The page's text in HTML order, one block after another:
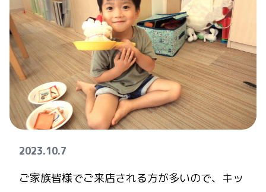
2023.10.7
ご家族皆様でご来店される方が多いので、キッ